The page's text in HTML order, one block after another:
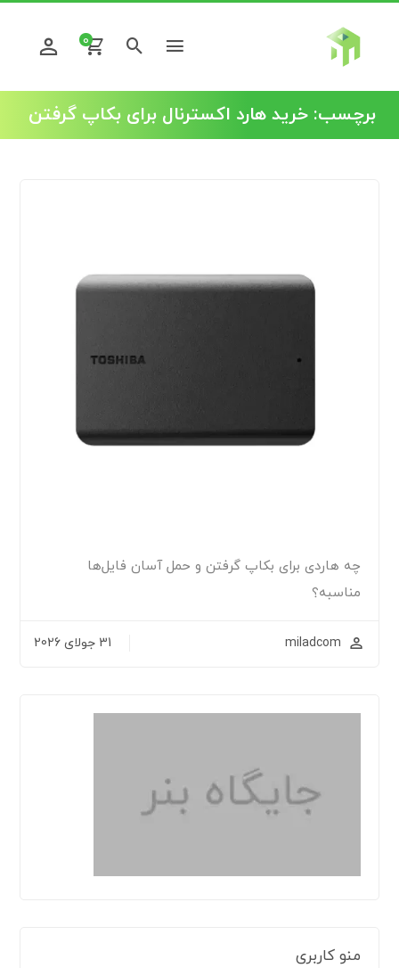
0
برچسب:خرید هارد اکسترنال برای بکاپ گرفتن
چه هاردی برای بکاپ گرفتن و حمل آسان فایل‌ها
مناسبه؟
miladcom 31 جولای 2026
منو کاربری